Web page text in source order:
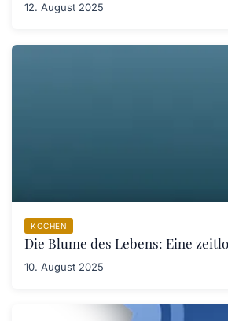
12. August 2025
KOCHEN
Die Blume des Lebens: Eine
10. August 2025